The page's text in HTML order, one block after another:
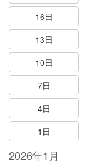
16日
13日
10日
7日
4日
1日
2026年1月